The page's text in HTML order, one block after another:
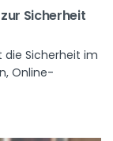
Sicherheit
die Sicherheit im
Online-